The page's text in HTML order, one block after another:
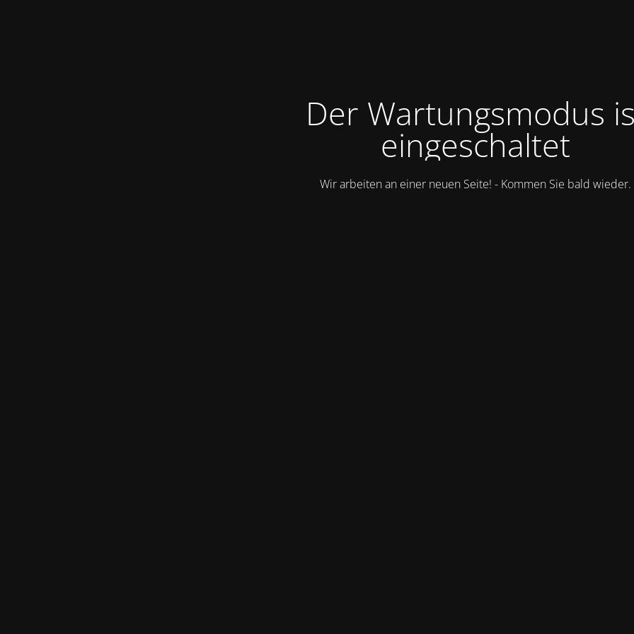
Der Wartungsmodus
eingeschaltet
Wir arbeiten an einer neuen Seite! - Kommen Sie bald wieder.